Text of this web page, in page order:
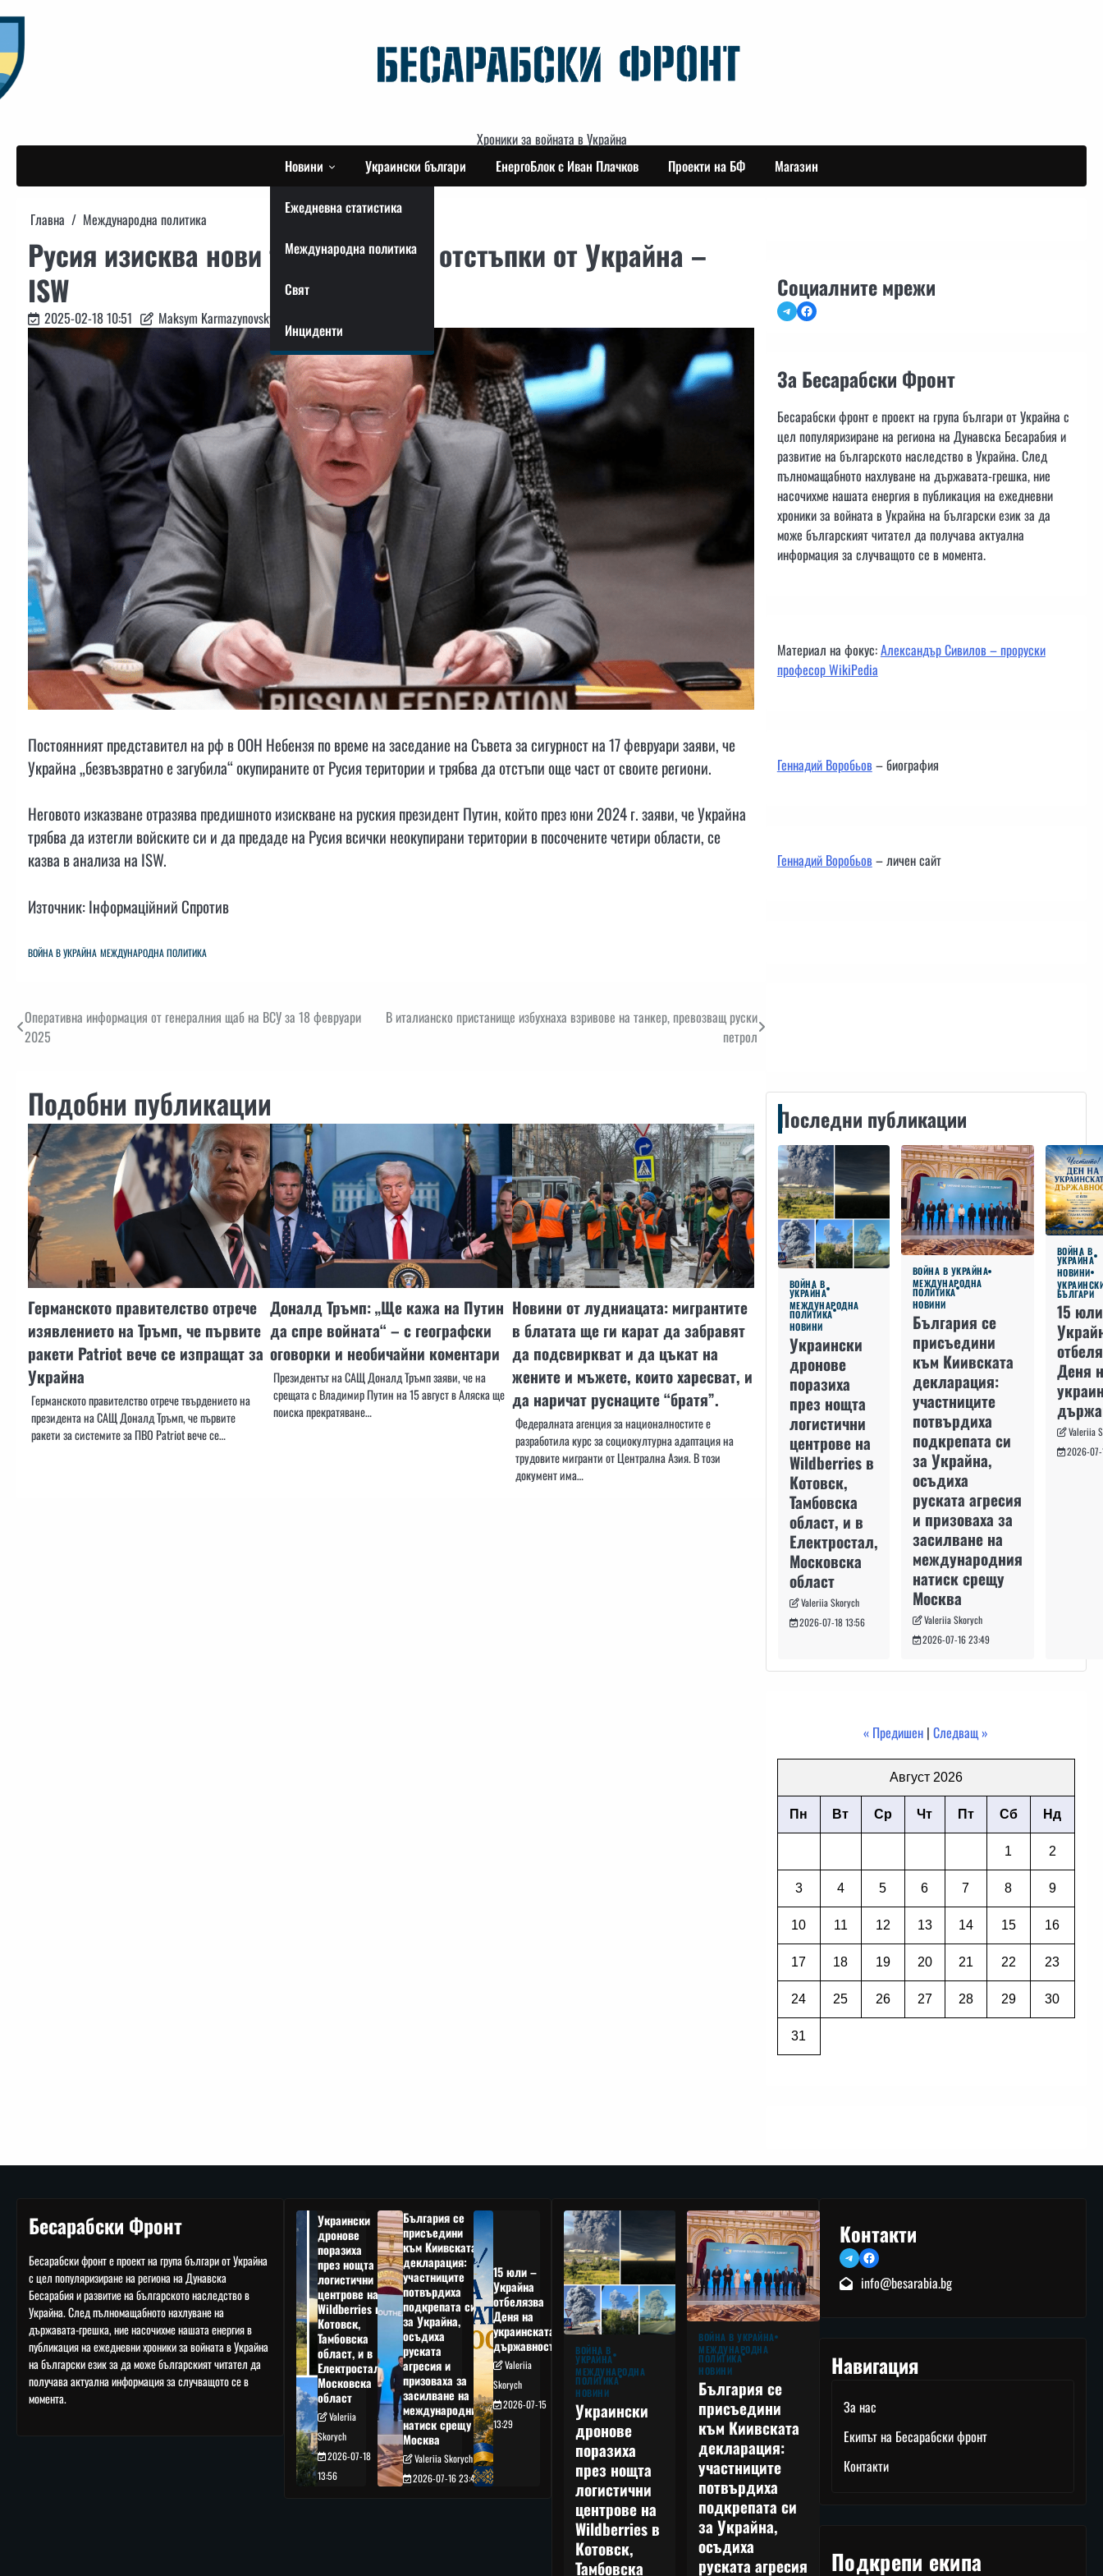
to
content
Хроники за войната в Украйна
Новини
Ежедневна статистика
Международна политика
Свят
Инциденти
Украински българи ЕнергоБлок с Иван Плачков Проекти на БФ Магазин
Главна Международна политика
Русия изисква нови териториални отстъпки от Украйна –
ISW
2025-02-18 10:51 Maksym Karmazynovskyi
Постоянният представител на рф в ООН Небензя по време на заседание на Съвета за сигурност на 17 февруари заяви, че
Украйна „безвъзвратно е загубила“ окупираните от Русия територии и трябва да отстъпи още част от своите региони.
Неговото изказване отразява предишното изискване на руския президент Путин, който през юни 2024 г. заяви, че Украйна
трябва да изтегли войските си и да предаде на Русия всички неокупирани територии в посочените четири области, се
казва в анализа на ISW.
Източник: Інформаційний Спротив
ВОЙНА В УКРАЙНА МЕЖДУНАРОДНА ПОЛИТИКА
Навигация
Оперативна информация от генералния щаб на ВСУ за 18 февруари
2025
В италианско пристанище избухнаха взривове на танкер, превозващ руски
петрол
Подобни публикации
Германското правителство отрече
изявлението на Тръмп, че първите
ракети Patriot вече се изпращат за
Украйна
Германското правителство отрече твърдението на
президента на САЩ Доналд Тръмп, че първите
ракети за системите за ПВО Patriot вече се…
Доналд Тръмп: „Ще кажа на Путин
да спре войната“ – с географски
оговорки и необичайни коментари
Президентът на САЩ Доналд Тръмп заяви, че на
срещата с Владимир Путин на 15 август в Аляска ще
поиска прекратяване…
Новини от лудниацата: мигрантите
в блатата ще ги карат да забравят
да подсвиркват и да цъкат на
жените и мъжете, които харесват, и
да наричат руснаците “братя”.
Федералната агенция за националностите е
разработила курс за социокултурна адаптация на
трудовите мигранти от Централна Азия. В този
документ има…
Социалните мрежи
TelegramFacebook
За Бесарабски Фронт
Бесарабски фронт е проект на група българи от Украйна с
цел популяризиране на региона на Дунавска Бесарабия и
развитие на българското наследство в Украйна. След
пълномащабното нахлуване на държавата-грешка, ние
насочихме нашата енергия в публикация на ежедневни
хроники за войната в Украйна на български език за да
може българският читател да получава актуална
информация за случващото се в момента.
Материал на фокус:Александър Сивилов – проруски
професор WikiPedia
Геннадий Воробьов– биография
Геннадий Воробьов– личен сайт
Последни публикации
ВОЙНА В
УКРАЙНА
МЕЖДУНАРОДНА
ПОЛИТИКА
НОВИНИ
Украински
дронове
поразиха
през нощта
логистични
центрове на
Wildberries в
Котовск,
Тамбовска
област, и в
Електростал,
Московска
област
Valeriia Skorych
2026-07-18 13:56
ВОЙНА В УКРАЙНА
МЕЖДУНАРОДНА
ПОЛИТИКА
НОВИНИ
България се
присъедини
към Киивската
декларация:
участниците
потвърдиха
подкрепата си
за Украйна,
осъдиха
руската агресия
и призоваха за
засилване на
международния
натиск срещу
Москва
Valeriia Skorych
2026-07-16 23:49
ВОЙНА В
УКРАЙНА
НОВИНИ
БЪЛГАРИ
15
Деня
Valeriia
2026-07-
« Предишен |Следващ »
Август 2026
Пн Вт Ср Чт Пт Сб Нд
1 2
3 4 5 6 7 8 9
10 11 12 13 14 15 16
17 18 19 20 21 22 23
24 25 26 27 28 29 30
31
Бесарабски Фронт
Бесарабски фронт е проект на група българи от Украйна
с цел популяризиране на региона на Дунавска
Бесарабия и развитие на българското наследство в
Украйна. След пълномащабното нахлуване на
държавата-грешка, ние насочихме нашата енергия в
публикация на ежедневни хроники за войната в Украйна
на български език за да може българският читател да
получава актуална информация за случващото се в
момента.
Украински
дронове
поразиха
през нощта
логистични
центрове на
Wildberries в
Котовск,
Тамбовска
област, и в
Електростал,
Московска
област
Valeriia
Skorych
2026-07-18
13:56
България се
присъедини
към Киивската
декларация:
участниците
потвърдиха
подкрепата си
за Украйна,
осъдиха
руската
агресия и
призоваха за
засилване на
международния
натиск срещу
Москва
Valeriia Skorych
2026-07-16 23:49
15 юли –
Украйна
отбелязва
Деня на
украинската
държавност
Valeriia
Skorych
2026-07-15
13:29
ВОЙНА В
УКРАЙНА
МЕЖДУНАРОДНА
ПОЛИТИКА
НОВИНИ
Украински
дронове
поразиха
през нощта
логистични
центрове на
Wildberries в
Котовск,
Тамбовска
ВОЙНА В УКРАЙНА
МЕЖДУНАРОДНА
ПОЛИТИКА
НОВИНИ
България се
присъедини
към Киивската
декларация:
участниците
потвърдиха
подкрепата си
за Украйна,
осъдиха
руската агресия
Контакти
TelegramFacebook
info@besarabia.bg
Навигация
За нас
Екипът на Бесарабски фронт
Контакти
Подкрепи екипа